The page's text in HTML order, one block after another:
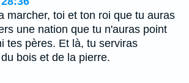
marcher, toi et ton roi que tu auras
une nation que tu n'auras point
tes pères. Et là, tu serviras
bois et de la pierre.